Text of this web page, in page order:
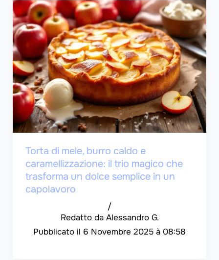
Torta di mele, burro caldo e
caramellizzazione: il trio magico che
trasforma un dolce semplice in un
capolavoro
Alessandro G.
/
6 Novembre 2025 à 08:58